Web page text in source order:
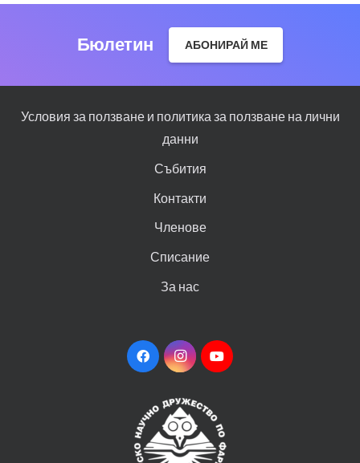
Бюлетин АБОНИРАЙ МЕ
Условия за ползване и политика за ползване на лични
данни
Събития
Контакти
Членове
Списание
За нас